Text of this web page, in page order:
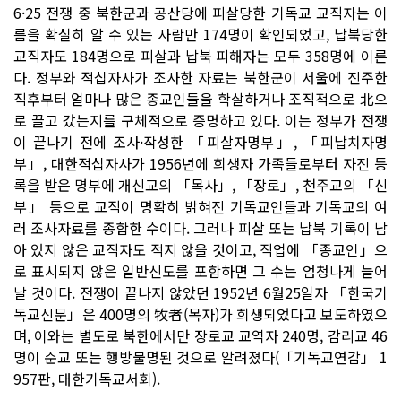
6·25 전쟁 중 북한군과 공산당에 피살당한 기독교 교직자는 이
름을 확실히 알 수 있는 사람만 174명이 확인되었고, 납북당한
교직자도 184명으로 피살과 납북 피해자는 모두 358명에 이른
다. 정부와 적십자사가 조사한 자료는 북한군이 서울에 진주한
직후부터 얼마나 많은 종교인들을 학살하거나 조직적으로 北으
로 끌고 갔는지를 구체적으로 증명하고 있다. 이는 정부가 전쟁
이 끝나기 전에 조사·작성한 「피살자명부」, 「피납치자명
부」, 대한적십자사가 1956년에 희생자 가족들로부터 자진 등
록을 받은 명부에 개신교의 「목사」, 「장로」, 천주교의 「신
부」 등으로 교직이 명확히 밝혀진 기독교인들과 기독교의 여
러 조사자료를 종합한 수이다. 그러나 피살 또는 납북 기록이 남
아 있지 않은 교직자도 적지 않을 것이고, 직업에 「종교인」으
로 표시되지 않은 일반신도를 포함하면 그 수는 엄청나게 늘어
날 것이다. 전쟁이 끝나지 않았던 1952년 6월25일자 「한국기
독교신문」은 400명의 牧者(목자)가 희생되었다고 보도하였으
며, 이와는 별도로 북한에서만 장로교 교역자 240명, 감리교 46
명이 순교 또는 행방불명된 것으로 알려졌다(「기독교연감」 1
957판, 대한기독교서회).